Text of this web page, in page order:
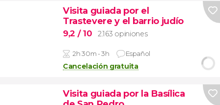
Visita guiada por el
Trastevere y el barrio judío
9,2 / 10 2.163 opiniones
2h 30m - 3h Español
Cancelación gratuita
Visita guiada por la Basílica